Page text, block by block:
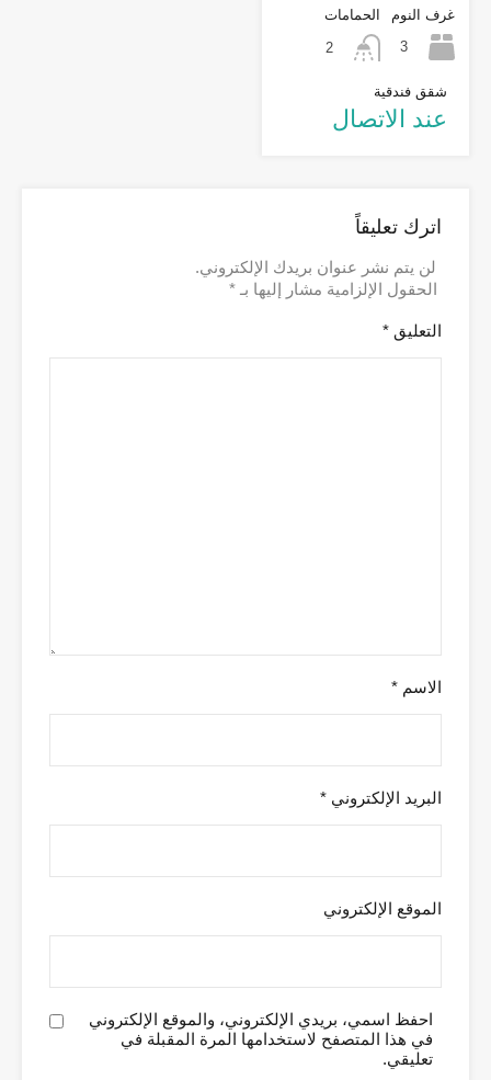
غرف النوم
3
الحمامات
2
شقق فندقية
عند الاتصال
اترك تعليقاً
لن يتم نشر عنوان بريدك الإلكتروني.
الحقول الإلزامية مشار إليها بـ *
التعليق *
الاسم *
البريد الإلكتروني *
الموقع الإلكتروني
احفظ اسمي، بريدي الإلكتروني، والموقع الإلكتروني
في هذا المتصفح لاستخدامها المرة المقبلة في
تعليقي.